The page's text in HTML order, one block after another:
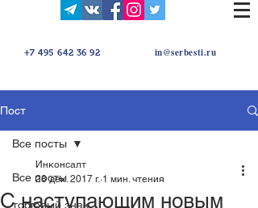
+7 495 642 36 92 in@serbesti.ru
Пост
Все посты
торговый знак
Все посты
C наступающим новым
Инконсалт
28 дек. 2017 г. 1 мин. чтения